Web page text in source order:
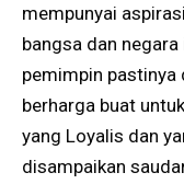
mempunyai
bangsa dan
pemimpin pastinya
berharga buat
yang Loyalis dan
disampaikan